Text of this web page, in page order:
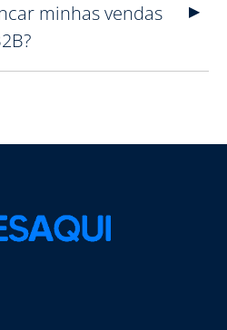
minhas vendas